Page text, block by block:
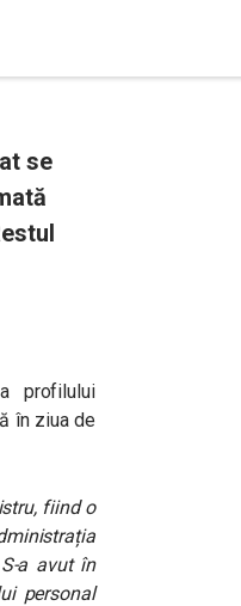
se
profilului
în ziua de
fiind o
a avut în
personal